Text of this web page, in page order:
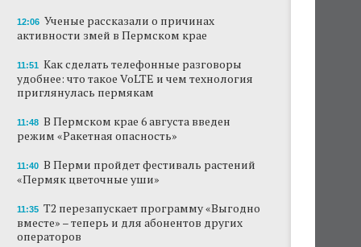
12:06 Ученые рассказали о причинах
активности змей в Пермском крае
11:51 Как сделать телефонные разговоры
удобнее: что такое VoLTE и чем технология
приглянулась пермякам
11:48 В Пермском крае 6 августа введен
режим «Ракетная опасность»
11:40 В Перми пройдет фестиваль растений
«Пермяк цветочные уши»
11:35 Т2 перезапускает программу «Выгодно
вместе» – теперь и для абонентов других
операторов